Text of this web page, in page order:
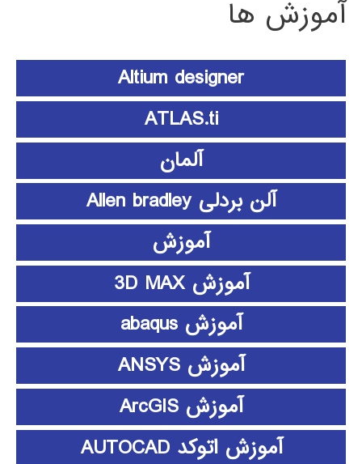
آموزش ها
Altium designer
ATLAS.ti
آلمان
آلن بردلی Allen bradley
آموزش
آموزش 3D MAX
آموزش abaqus
آموزش ANSYS
آموزش ArcGIS
آموزش اتوکد AUTOCAD